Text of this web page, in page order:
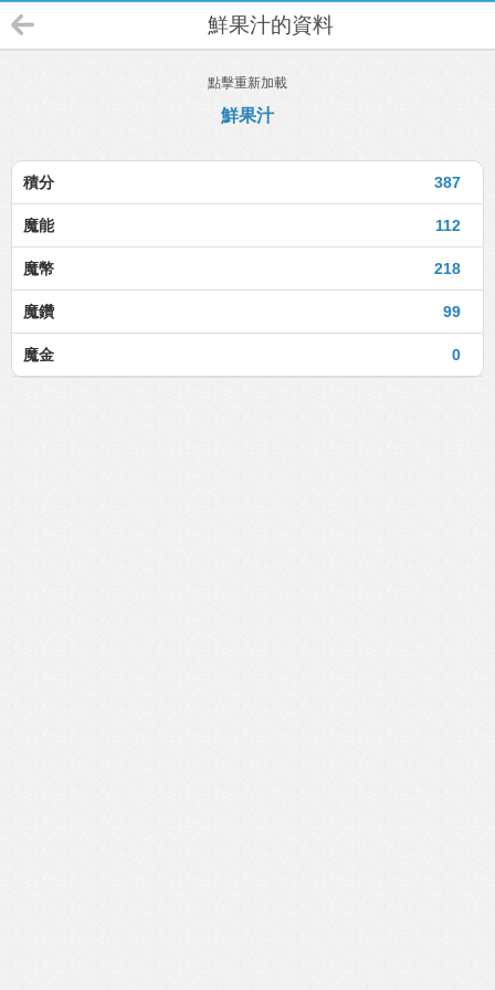
鮮果汁的資料
點擊重新加載
鮮果汁
387
積分
112
魔能
218
魔幣
99
魔鑽
0
魔金